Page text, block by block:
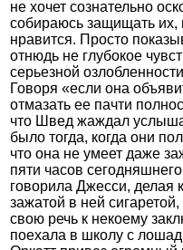
не хочет сознательно
собираюсь защищать их,
нравится. Просто
отнюдь не глубокое
серьезной
Говоря «если она
отмазать ее пачти
что Швед жаждал
было тогда, когда они
что она не умеет даже
пяти часов
говорила Джесси, делая
зажатой в ней
свою речь к некоему
поехала в школу с